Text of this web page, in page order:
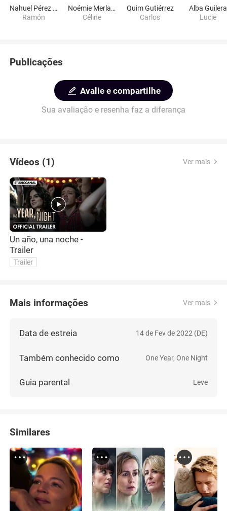
Nahuel Pérez Biscayart
Ramón
Noémie Merlant
Céline
Quim Gutiérrez
Carlos
Alba Guilera
Lucie
Publicações
Avalie e compartilhe
Sua avaliação e resenha faz a diferança
Vídeos (1) Ver mais
Un año, una noche -
Trailer
Trailer
Mais informações Ver mais
Data de estreia 14 de Fev de 2022 (DE)
Também conhecido como One Year, One Night
Guia parental Leve
Similares